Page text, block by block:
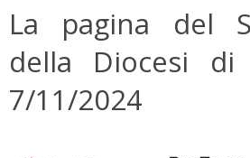
La pagina del
della Diocesi di
7/11/2024